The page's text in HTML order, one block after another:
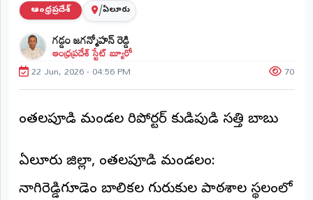
ఆంధ్రప్రదేశ్
ప్రధాన
విభాగాలు
(MAIN)
ఆంధ్రప్రదేశ్ /ఏలూరు
గడ్డం జగన్మోహన్ రెడ్డి
ఆంధ్రప్రదేశ్ స్టేట్ బ్యూరో
22 Jun, 2026 - 04:56 PM 70
చింతలపూడి మండల రిపోర్టర్ కుడిపుడి సత్తి బాబు
ఏలూరు జిల్లా, చింతలపూడి మండలం:
నాగిరెడ్డిగూడెం బాలికల గురుకుల పాఠశాల స్థలంలో